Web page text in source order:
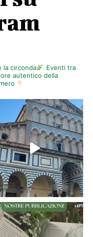
la circonda
Eventi tra
autentico della